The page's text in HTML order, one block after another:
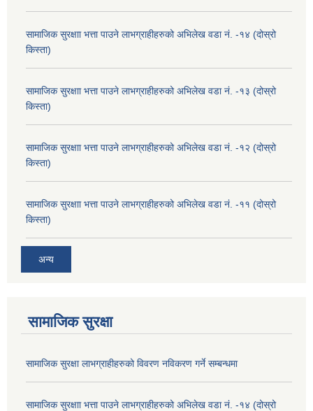
सामाजिक सुरक्षाा भत्ता पाउने लाभग्राहीहरुको अभिलेख वडा नं. -१४ (दोस्रो
किस्ता)
सामाजिक सुरक्षाा भत्ता पाउने लाभग्राहीहरुको अभिलेख वडा नं. -१३ (दोस्रो
किस्ता)
सामाजिक सुरक्षाा भत्ता पाउने लाभग्राहीहरुको अभिलेख वडा नं. -१२ (दोस्रो
किस्ता)
सामाजिक सुरक्षाा भत्ता पाउने लाभग्राहीहरुको अभिलेख वडा नं. -११ (दोस्रो
किस्ता)
अन्य
सामाजिक सुरक्षा
सामाजिक सुरक्षा लाभग्राहीहरुको विवरण नविकरण गर्ने सम्बन्धमा
सामाजिक सुरक्षाा भत्ता पाउने लाभग्राहीहरुको अभिलेख वडा नं. -१४ (दोस्रो